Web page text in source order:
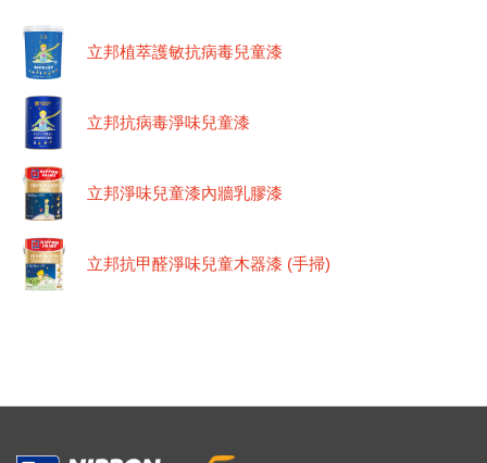
立邦植萃護敏抗病毒兒童漆
立邦抗病毒淨味兒童漆
立邦淨味兒童漆內牆乳膠漆
立邦抗甲醛淨味兒童木器漆 (手掃)